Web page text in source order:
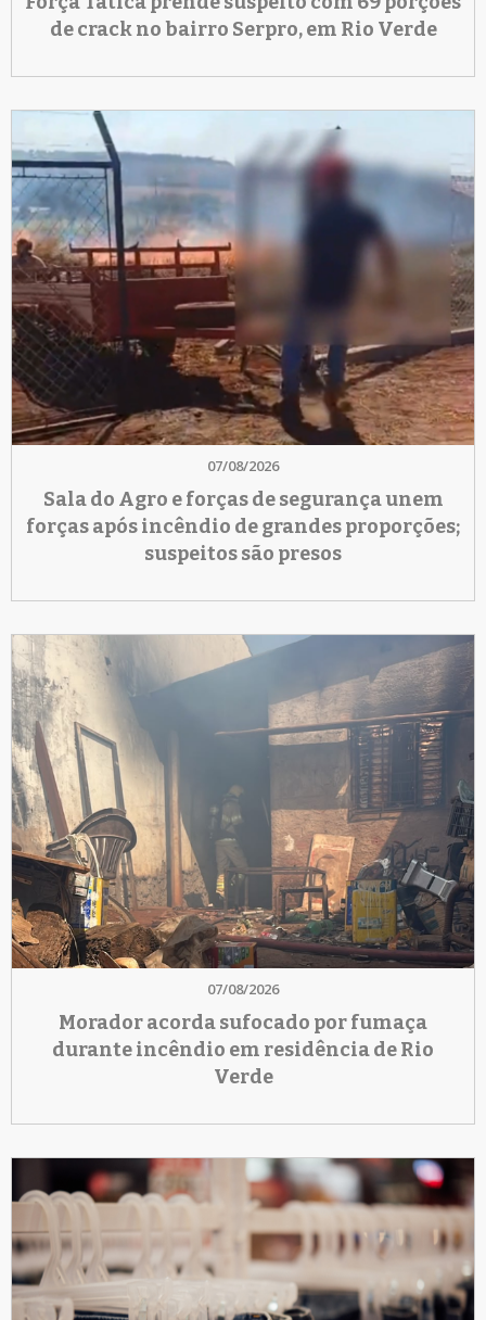
de crack no bairro Serpro, em Rio Verde
07/08/2026
Sala do Agro e forças de segurança unem
forças após incêndio de grandes proporções;
suspeitos são presos
07/08/2026
Morador acorda sufocado por fumaça
durante incêndio em residência de Rio
Verde